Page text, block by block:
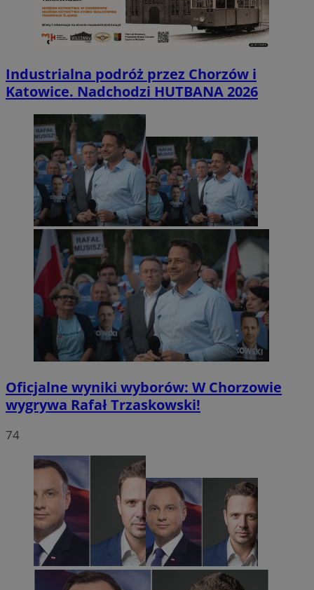
Industrialna podróż przez Chorzów i
Katowice. Nadchodzi HUTBANA 2026
Oficjalne wyniki wyborów: W Chorzowie
wygrywa Rafał Trzaskowski!
74